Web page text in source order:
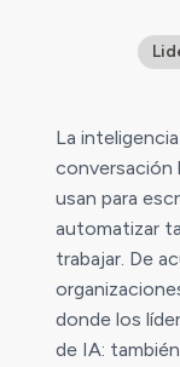
La
conversación
usan para
automatizar
trabajar. De
donde los
de IA: